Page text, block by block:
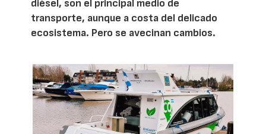
diésel, son el principal medio de
transporte, aunque a costa del delicado
ecosistema. Pero se avecinan cambios.